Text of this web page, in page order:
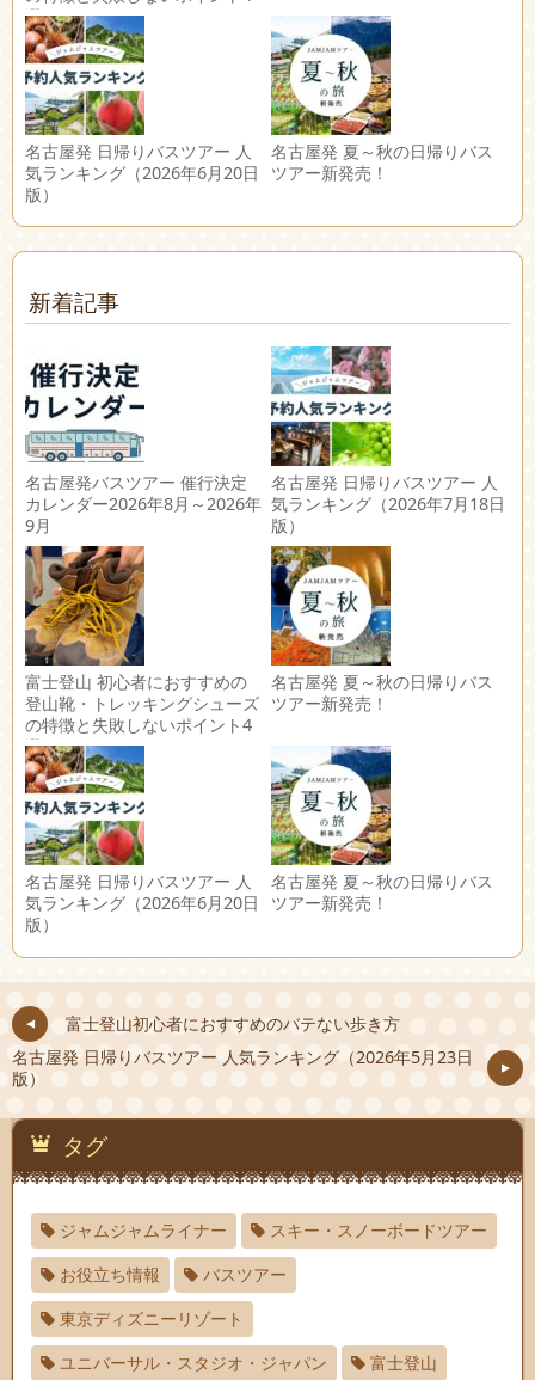
選
名古屋発 日帰りバスツアー 人
気ランキング（2026年6月20日
版）
名古屋発 夏～秋の日帰りバス
ツアー新発売！
新着記事
名古屋発バスツアー 催行決定
カレンダー2026年8月～2026年
9月
名古屋発 日帰りバスツアー 人
気ランキング（2026年7月18日
版）
富士登山 初心者におすすめの
登山靴・トレッキングシューズ
の特徴と失敗しないポイント4
選
名古屋発 夏～秋の日帰りバス
ツアー新発売！
名古屋発 日帰りバスツアー 人
気ランキング（2026年6月20日
版）
名古屋発 夏～秋の日帰りバス
ツアー新発売！
富士登山初心者におすすめのバテない歩き方
名古屋発 日帰りバスツアー 人気ランキング（2026年5月23日
版）
タグ
ジャムジャムライナー
スキー・スノーボードツアー
お役立ち情報
バスツアー
東京ディズニーリゾート
ユニバーサル・スタジオ・ジャパン
富士登山